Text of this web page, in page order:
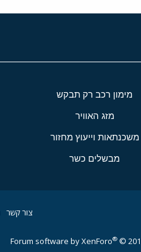
מימון רכב רק תבקש
מזג האוויר
משכנתאות וייעוץ מחזור
מבשלים כשר
צור קשר
Forum software by XenForo® ©